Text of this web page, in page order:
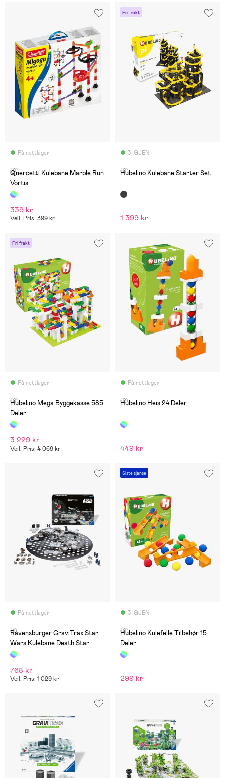
På nettlager
(0)
Quercetti Kulebane Marble Run
Vortis
339 kr
Veil. Pris: 399 kr
Fri frakt
3 IGJEN
(0)
Hubelino Kulebane Starter Set
1 399 kr
Fri frakt
På nettlager
(0)
Hubelino Mega Byggekasse 585
Deler
3 229 kr
Veil. Pris: 4 069 kr
På nettlager
(2)
Hubelino Heis 24 Deler
449 kr
På nettlager
(1)
Ravensburger GraviTrax Star
Wars Kulebane Death Star
768 kr
Veil. Pris: 1 029 kr
Siste sjanse
3 IGJEN
(0)
Hubelino Kulefelle Tilbehør 15
Deler
299 kr